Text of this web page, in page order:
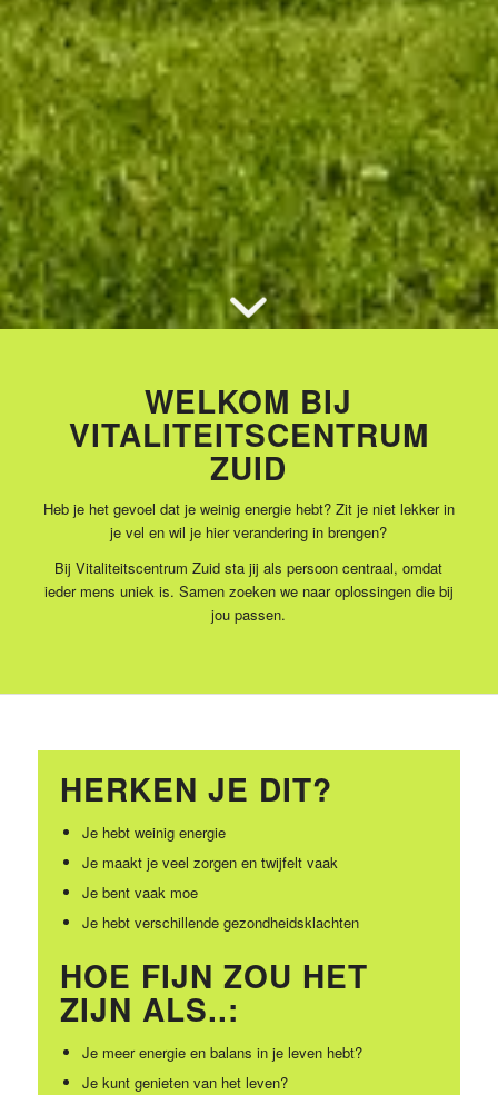
WELKOM BIJ
VITALITEITSCENTRUM
ZUID
Heb je het gevoel dat je weinig energie hebt? Zit je niet lekker in
je vel en wil je hier verandering in brengen?
Bij Vitaliteitscentrum Zuid sta jij als persoon centraal, omdat
ieder mens uniek is. Samen zoeken we naar oplossingen die bij
jou passen.
HERKEN JE DIT?
Je hebt weinig energie
Je maakt je veel zorgen en twijfelt vaak
Je bent vaak moe
Je hebt verschillende gezondheidsklachten
HOE FIJN ZOU HET
ZIJN ALS..:
Je meer energie en balans in je leven hebt?
Je kunt genieten van het leven?